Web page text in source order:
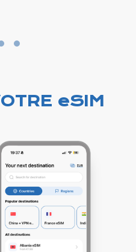
eSIM